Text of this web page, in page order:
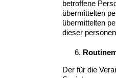
betroffene
übermittelten
übermittelten
dieser
Der für die